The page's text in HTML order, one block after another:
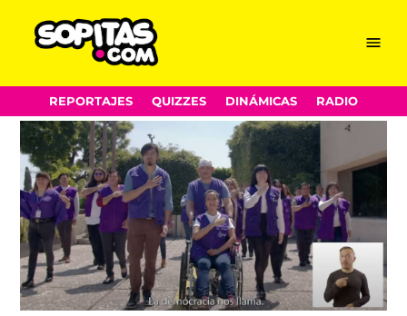
Skip
to
content
Menu
REPORTAJES QUIZZES DINÁMICAS RADIO